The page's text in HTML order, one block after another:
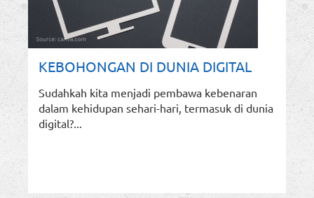
KEBOHONGAN DI DUNIA DIGITAL
Sudahkah kita menjadi pembawa kebenaran
dalam kehidupan sehari-hari, termasuk di dunia
digital?...